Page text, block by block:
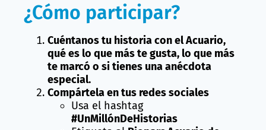
¿Cómo participar?
Cuéntanos tu historia con el Acuario,
qué es lo que más te gusta, lo que más
te marcó o si tienes una anécdota
especial.
Compártela en tus redes sociales
Usa el hashtag
#UnMillónDeHistorias